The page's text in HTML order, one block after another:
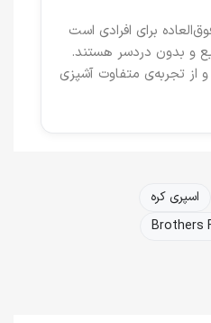
برای افرادی است
و بدون دردسر هستند.
تجربه‌ی متفاوت آشپزی
اسپری کره
Brothers